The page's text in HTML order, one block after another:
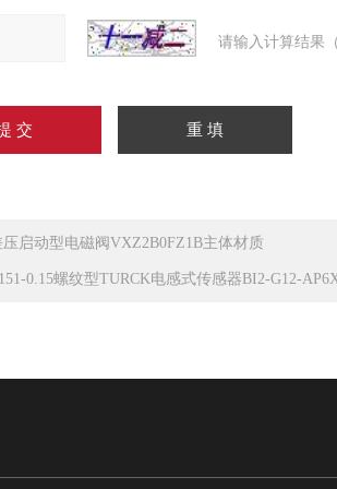
请输入计算结果
启动型电磁阀VXZ2B0FZ1B主体材质
0.15螺纹型TURCK电感式传感器BI2-G12-